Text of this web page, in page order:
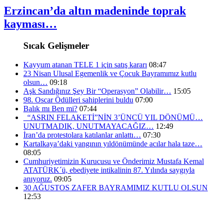
Erzincan’da altın madeninde toprak
kayması…
Sıcak Gelişmeler
Kayyum atanan TELE 1 için satış kararı 08:47
23 Nisan Ulusal Egemenlik ve Çocuk Bayramımız kutlu
olsun… 09:18
Aşk Sandığınız Şey Bir “Operasyon” Olabilir… 15:05
98. Oscar Ödülleri sahiplerini buldu 07:00
Balık mı Ben mi? 07:44
“ASRIN FELAKETİ”NİN 3’ÜNCÜ YIL DÖNÜMÜ…
UNUTMADIK, UNUTMAYACAĞIZ… 12:49
İran’da protestolara katılanlar anlattı… 07:30
Kartalkaya’daki yangının yıldönümünde acılar hala taze…
08:05
Cumhuriyetimizin Kurucusu ve Önderimiz Mustafa Kemal
ATATÜRK´ü, ebediyete intikalinin 87. Yılında saygıyla
anıyoruz. 09:05
30 AĞUSTOS ZAFER BAYRAMIMIZ KUTLU OLSUN
12:53